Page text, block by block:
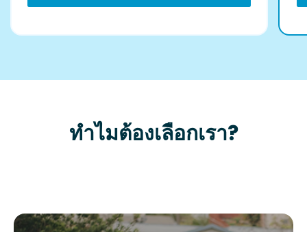
ทำไมต้องเลือกเรา?